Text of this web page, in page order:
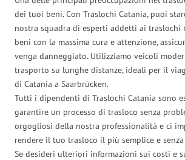
dei tuoi beni. Con Traslochi Catania, puoi
nostra squadra di esperti addetti ai traslochi
beni con la massima cura e attenzione,
venga danneggiato. Utilizziamo veicoli
trasporto su lunghe distanze, ideali per il
di Catania a Saarbrücken.
Tutti i dipendenti di Traslochi Catania sono
garantire un processo di trasloco senza
orgogliosi della nostra professionalità e ci
rendere il tuo trasloco il più semplice e
Se desideri ulteriori informazioni sui costi e